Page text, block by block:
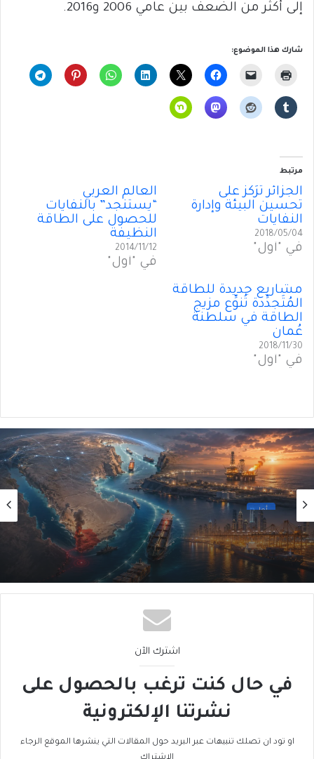
إلى أكثر من الضعف بين عامي 2006 و2016.
شارك هذا الموضوع:
مرتبط
الجزائر تُرَكِّز على
تحسين البيئة وإدارة
النفايات
2018/05/04
في "أول"
العالم العربي
“يستنجد” بالنفايات
للحصول على الطاقة
النظيفة
2014/11/12
في "أول"
مشاريع جديدة للطاقة
المُتَجدِّدة تُنوِّع مزيج
الطاقة في سلطنة
عُمان
2018/11/30
في "أول"
أول
2026/08/01
أَمنُ الخليج في زمنِ التحوُّلاتِ الكبرى (3 من 5)
اشترك الآن
في حال كنت ترغب بالحصول على
نشرتنا الإلكترونية
او تود ان تصلك تنبيهات عبر البريد حول المقالات التي ينشرها الموقع الرجاء